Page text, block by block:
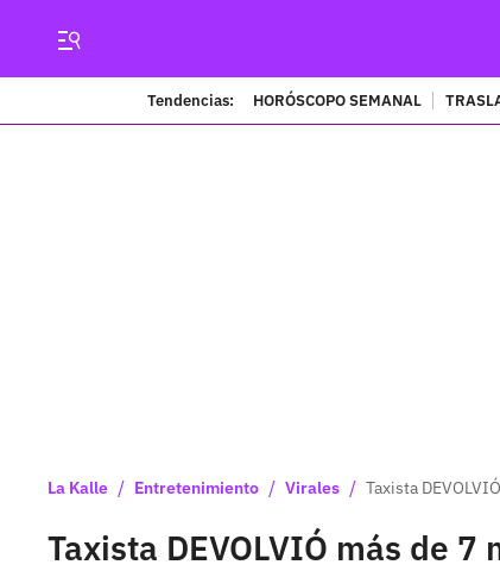
Tendencias: HORÓSCOPO SEMANAL
La Kalle / Entretenimiento / Virales / Taxista
Taxista DEVOLVIÓ más de